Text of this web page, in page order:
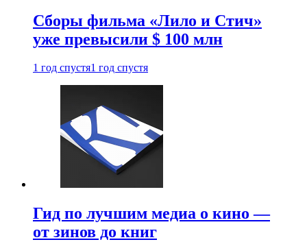
Сборы фильма «Лило и Стич»
уже превысили $ 100 млн
1 год спустя1 год спустя
Гид по лучшим медиа о кино —
от зинов до книг